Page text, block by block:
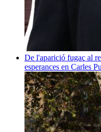
De l'aparició fugaç al
esperances en Carles